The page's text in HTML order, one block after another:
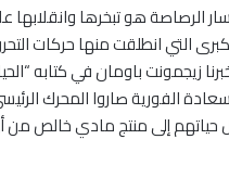
الرصاصة هو تبخرها وانقلابها
التي انطلقت منها حركات
زيجمونت باومان في كتابه
الفورية صاروا المحرك
حياتهم إلى منتج مادي خالص